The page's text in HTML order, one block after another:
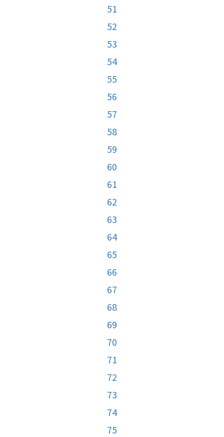
51
52
53
54
55
56
57
58
59
60
61
62
63
64
65
66
67
68
69
70
71
72
73
74
75